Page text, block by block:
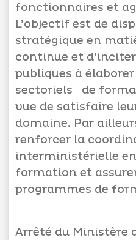
Appels
d'offres
Suggestions
Contactez-
nous
fonctionnaires et
L’objectif est de
stratégique en
continue et
publiques à
sectoriels de
vue de satisfaire
domaine. Par
renforcer la
interministérielle
formation et
programmes de
Arrêté du Ministère